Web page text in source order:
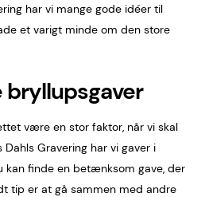
har vi mange gode idéer til
et varigt minde om den store
bryllupsgaver
være en stor faktor, når vi skal
Gravering har vi gaver i
kan finde en betænksom gave, der
tip er at gå sammen med andre